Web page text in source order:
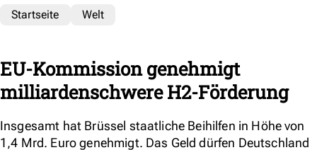
Startseite Welt
EU-Kommission genehmigt
milliardenschwere H2-Förderung
Insgesamt hat Brüssel staatliche Beihilfen in Höhe von
1,4 Mrd. Euro genehmigt. Das Geld dürfen Deutschland